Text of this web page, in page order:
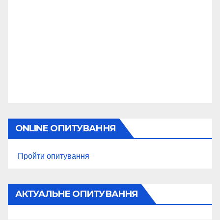
ONLINE ОПИТУВАННЯ
Пройти опитування
АКТУАЛЬНЕ ОПИТУВАННЯ